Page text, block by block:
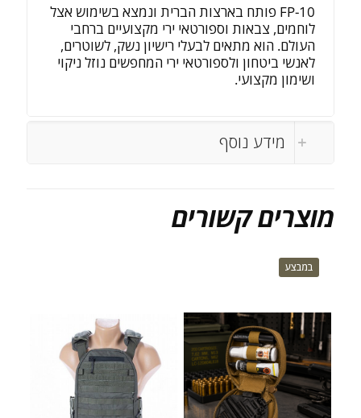
FP-10 פותח בארצות הברית ונמצא בשימוש אצל
לוחמים, צבאות וספורטאי ירי מקצועיים ברחבי
העולם. הוא מתאים לבעלי רישיון נשק, לשוטרים,
לאנשי ביטחון ולספורטאי ירי המחפשים נוזל ניקוי
ושימון מקצועי.
מידע נוסף
מוצרים קשורים
במבצע